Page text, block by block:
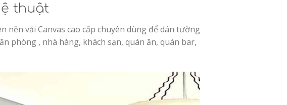
thuật
nền vải Canvas cao cấp chuyên dùng để dán tường
phòng , nhà hàng, khách sạn, quán ăn, quán bar,